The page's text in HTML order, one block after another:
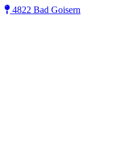
4822 Bad Goisern